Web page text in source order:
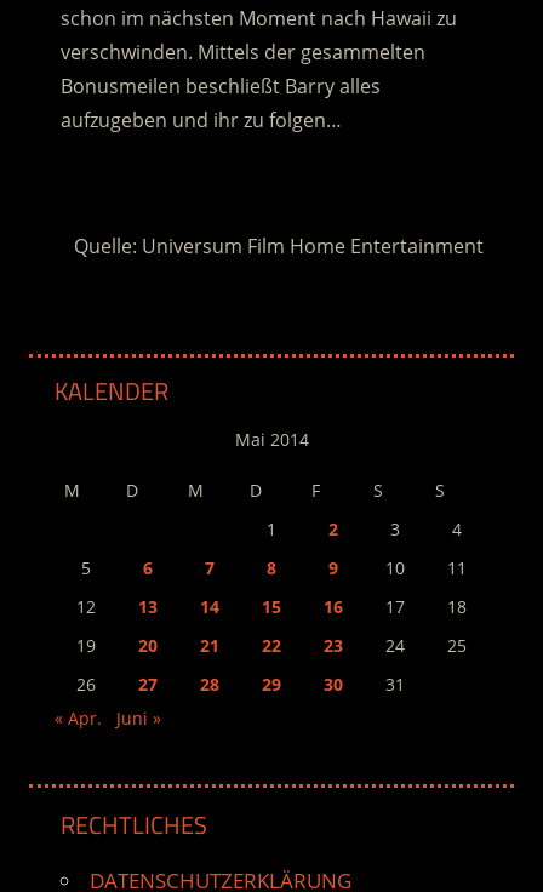
schon im nächsten Moment nach Hawaii zu
verschwinden. Mittels der gesammelten
Bonusmeilen beschließt Barry alles
aufzugeben und ihr zu folgen…
Quelle: Universum Film Home Entertainment
KALENDER
Mai 2014
M D M D F S
S
1
2 3
4
5
6 7 8 9 10
11
12
13 14 15 16 17
18
19
20 21 22 23 24
25
26
27 28 29 30
31
« Apr.
Juni »
RECHTLICHES
DATENSCHUTZERKLÄRUNG